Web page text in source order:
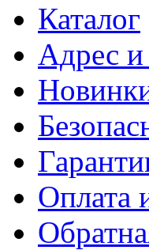
Каталог
Адрес и
Оплата